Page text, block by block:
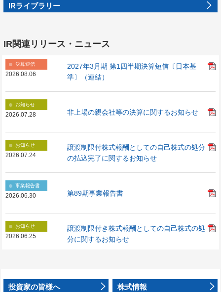
IRライブラリー
IR関連リリース・ニュース
決算短信
2026.08.06
2027年3月期 第1四半期決算短信〔日本基
準〕（連結）
お知らせ
2026.07.28 非上場の親会社等の決算に関するお知らせ
お知らせ
2026.07.24
譲渡制限付株式報酬としての自己株式の処分
の払込完了に関するお知らせ
事業報告書
2026.06.30 第89期事業報告書
お知らせ
2026.06.25
譲渡制限付き株式報酬としての自己株式の処
分に関するお知らせ
投資家の皆様へ 株式情報